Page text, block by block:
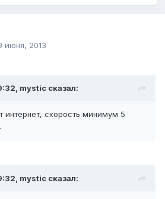
июня, 2013
mystic сказал:
интернет, скорость минимум 5
mystic сказал: